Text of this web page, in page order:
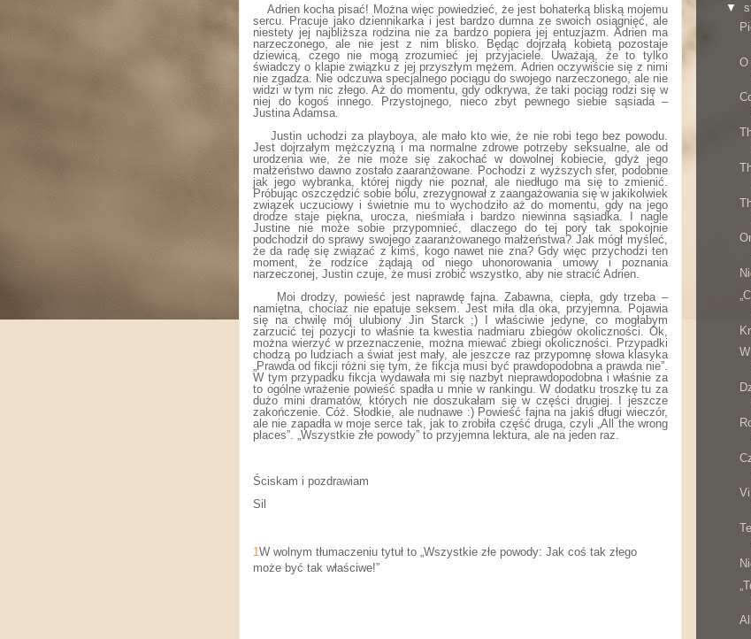
Adrien kocha pisać! Można więc powiedzieć, że jest bohaterką bliską mojemu
sercu. Pracuje jako dziennikarka i jest bardzo dumna ze swoich osiągnięć, ale
niestety jej najbliższa rodzina nie za bardzo popiera jej entuzjazm. Adrien ma
narzeczonego, ale nie jest z nim blisko. Będąc dojrzałą kobietą pozostaje
dziewicą, czego nie mogą zrozumieć jej przyjaciele. Uważają, że to tylko
świadczy o klapie związku z jej przyszłym mężem. Adrien oczywiście się z nimi
nie zgadza. Nie odczuwa specjalnego pociągu do swojego narzeczonego, ale nie
widzi w tym nic złego. Aż do momentu, gdy odkrywa, że taki pociąg rodzi się w
niej do kogoś innego. Przystojnego, nieco zbyt pewnego siebie sąsiada –
Justina Adamsa.
Justin uchodzi za playboya, ale mało kto wie, że nie robi tego bez powodu.
Jest dojrzałym mężczyzną i ma normalne zdrowe potrzeby seksualne, ale od
urodzenia wie, że nie może się zakochać w dowolnej kobiecie, gdyż jego
małżeństwo dawno zostało zaaranżowane. Pochodzi z wyższych sfer, podobnie
jak jego wybranka, której nigdy nie poznał, ale niedługo ma się to zmienić.
Próbując oszczędzić sobie bólu, zrezygnował z zaangażowania się w jakikolwiek
związek uczuciowy i świetnie mu to wychodziło aż do momentu, gdy na jego
drodze staje piękna, urocza, nieśmiała i bardzo niewinna sąsiadka. I nagle
Justine nie może sobie przypomnieć, dlaczego do tej pory tak spokojnie
podchodził do sprawy swojego zaaranżowanego małżeństwa? Jak mógł myśleć,
że da radę się związać z kimś, kogo nawet nie zna? Gdy więc przychodzi ten
moment, że rodzice żądają od niego uhonorowania umowy i poznania
narzeczonej, Justin czuje, że musi zrobić wszystko, aby nie stracić Adrien.
Moi drodzy, powieść jest naprawdę fajna. Zabawna, ciepła, gdy trzeba –
namiętna, chociaż nie epatuje seksem. Jest miła dla oka, przyjemna. Pojawia
się na chwilę mój ulubiony Jin Starck ;) I właściwie jedyne, co mogłabym
zarzucić tej pozycji to właśnie ta kwestia nadmiaru zbiegów okoliczności. Ok,
można wierzyć w przeznaczenie, można miewać zbiegi okoliczności. Przypadki
chodzą po ludziach a świat jest mały, ale jeszcze raz przypomnę słowa klasyka
„Prawda od fikcji różni się tym, że fikcja musi być prawdopodobna a prawda nie”.
W tym przypadku fikcja wydawała mi się nazbyt nieprawdopodobna i właśnie za
to ogólne wrażenie powieść spadła u mnie w rankingu. W dodatku troszkę tu za
dużo mini dramatów, których nie doszukałam się w części drugiej. I jeszcze
zakończenie. Cóż. Słodkie, ale nudnawe :) Powieść fajna na jakiś długi wieczór,
ale nie zapadła w moje serce tak, jak to zrobiła część druga, czyli „All the wrong
places”. „Wszystkie złe powody” to przyjemna lektura, ale na jeden raz.
Ściskam i pozdrawiam
Sil
1W wolnym tłumaczeniu tytuł to „Wszystkie złe powody: Jak coś tak złego
może być tak właściwe!”
▼